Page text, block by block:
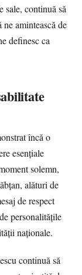
sale, continuă să
amintească de
definesc ca
încă o
esențiale
solemn,
alături de
de respect
personalitățile
naționale.
continuă să